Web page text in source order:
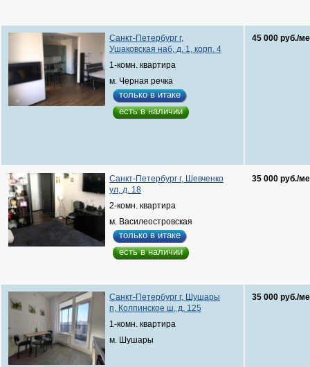
Санкт-Петербург г,
Ушаковская наб, д. 1, корп. 4
1-комн. квартира
м. Черная речка
только в итаке
есть в наличии
45 000 руб./
Санкт-Петербург г, Шевченко
ул, д. 18
2-комн. квартира
м. Василеостровская
только в итаке
есть в наличии
35 000 руб./
Санкт-Петербург г, Шушары
п, Колпинское ш, д. 125
1-комн. квартира
м. Шушары
35 000 руб./